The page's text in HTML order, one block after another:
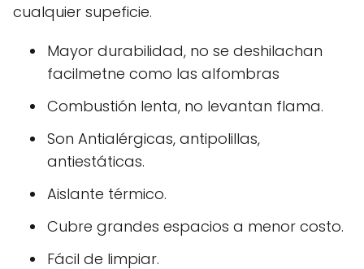
cualquier supeficie.
Mayor durabilidad, no se deshilachan
facilmetne como las alfombras
Combustión lenta, no levantan flama.
Son Antialérgicas, antipolillas,
antiestáticas.
Aislante térmico.
Cubre grandes espacios a menor costo.
Fácil de limpiar.